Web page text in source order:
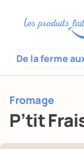
De la ferme
Fromage
P’tit